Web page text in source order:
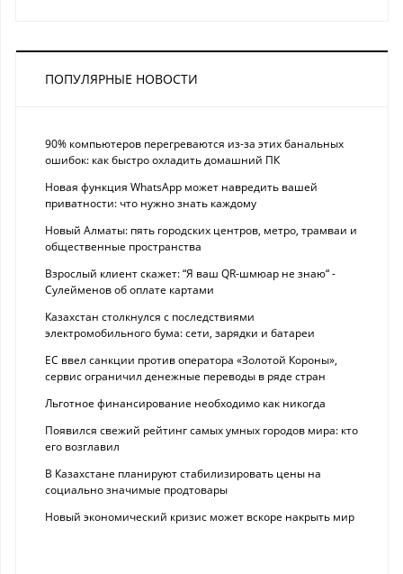
ПОПУЛЯРНЫЕ НОВОСТИ
90% компьютеров перегреваются из-за этих банальных
ошибок: как быстро охладить домашний ПК
Новая функция WhatsApp может навредить вашей
приватности: что нужно знать каждому
Новый Алматы: пять городских центров, метро, трамваи и
общественные пространства
Взрослый клиент скажет: “Я ваш QR-шмюар не знаю“ -
Сулейменов об оплате картами
Казахстан столкнулся с последствиями
электромобильного бума: сети, зарядки и батареи
ЕС ввел санкции против оператора «Золотой Короны»,
сервис ограничил денежные переводы в ряде стран
Льготное финансирование необходимо как никогда
Появился свежий рейтинг самых умных городов мира: кто
его возглавил
В Казахстане планируют стабилизировать цены на
социально значимые продтовары
Новый экономический кризис может вскоре накрыть мир